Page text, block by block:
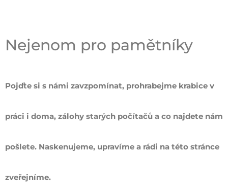
Nejenom pro pamětníky
Pojďte si s námi zavzpomínat, prohrabejme krabice v
práci i doma, zálohy starých počítačů a co najdete nám
pošlete. Naskenujeme, upravíme a rádi na této stránce
zveřejníme.